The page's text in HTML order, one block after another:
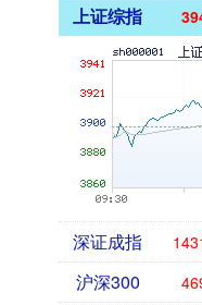
上证综指
深证成指
沪深300